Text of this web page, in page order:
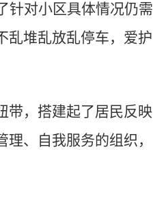
针对小区具体情况仍需
乱堆乱放乱停车，爱护
带，搭建起了居民反映
、自我服务的组织，